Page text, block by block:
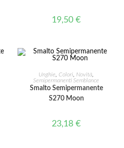
19,50€
AGGIUNGI AL CARRELLO
Unghie ,Colori Novità
Semipermanenti Semblance
Smalto Semipermanente
S270 Moon
23,18€